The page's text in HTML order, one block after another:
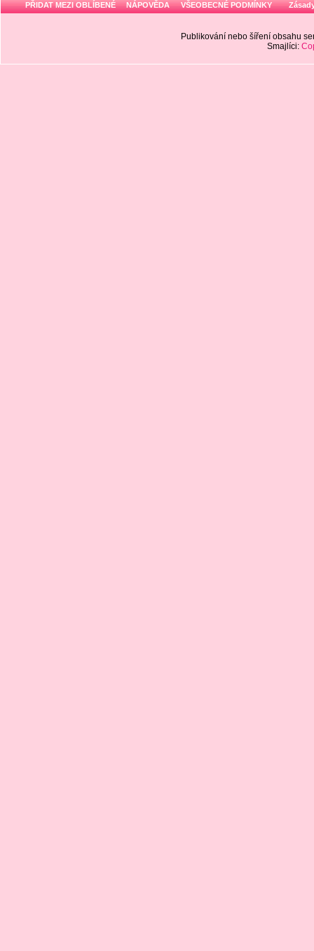
PŘIDAT MEZI OBLÍBENÉ NÁPOVĚDA VŠEOBECNÉ PODMÍNKY
Publikování nebo šíření obsahu
Smajlíci: